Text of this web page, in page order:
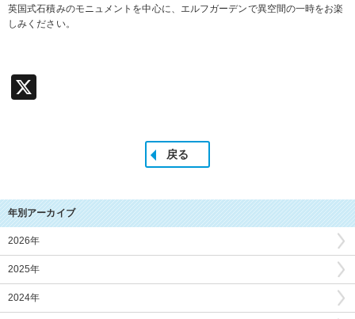
英国式石積みのモニュメントを中心に、エルフガーデンで異空間の一時をお楽
しみください。
戻る
年別アーカイブ
2026年
2025年
2024年